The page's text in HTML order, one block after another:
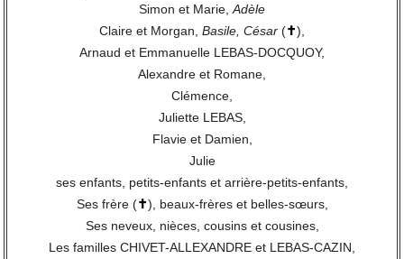
Simon et Marie, Adèle
Claire et Morgan, Basile, César (✝),
Arnaud et Emmanuelle LEBAS-DOCQUOY,
Alexandre et Romane,
Clémence,
Juliette LEBAS,
Flavie et Damien,
Julie
ses enfants, petits-enfants et arrière-petits-enfants,
Ses frère (✝), beaux-frères et belles-sœurs,
Ses neveux, nièces, cousins et cousines,
Les familles CHIVET-ALLEXANDRE et LEBAS-CAZIN,